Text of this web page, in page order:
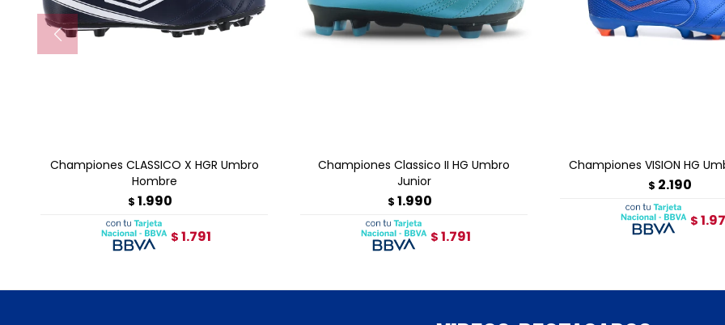
Championes CLASSICO X HGR Umbro
Hombre
$ 1.990
$ 1.791
Championes Classico II HG Umbro
Junior
$ 1.990
$ 1.791
Championes VISION HG
$ 2.190
$